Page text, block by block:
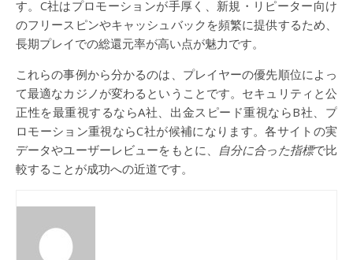
す。C社はプロモーションが手厚く、新規・リピーター向け
のフリースピンやキャッシュバックを頻繁に提供するため、
長期プレイでの総還元率が高い点が魅力です。
これらの事例から分かるのは、プレイヤーの優先順位によっ
て最適なカジノが変わるということです。セキュリティと公
正性を最重視するならA社、出金スピード重視ならB社、プ
ロモーション重視ならC社が候補になります。各サイトの実
データやユーザーレビューをもとに、
自分に合った指標で比
較することが成功への近道です。